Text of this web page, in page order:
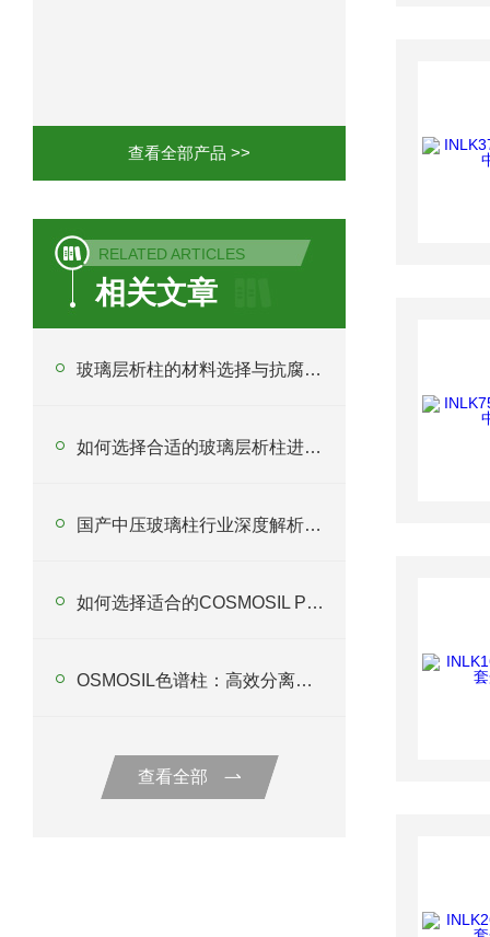
查看全部产品 >>
RELATED ARTICLES
相关文章
玻璃层析柱的材料选择与抗腐蚀性分析
如何选择合适的玻璃层析柱进行分离实验？
国产中压玻璃柱行业深度解析与采购指南
如何选择适合的COSMOSIL PBR色谱柱以优化分析过程？
OSMOSIL色谱柱：高效分离的实验室帮手
查看全部